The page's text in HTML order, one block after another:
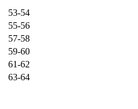
53-54
55-56
57-58
59-60
61-62
63-64